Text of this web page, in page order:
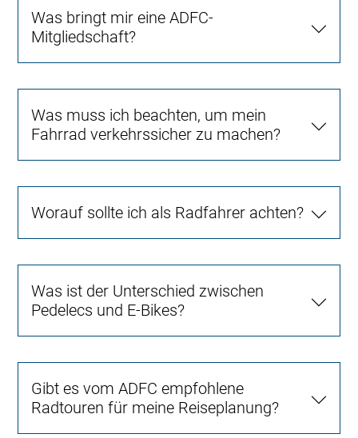
Was bringt mir eine ADFC-
Mitgliedschaft?
Was muss ich beachten, um mein
Fahrrad verkehrssicher zu machen?
Worauf sollte ich als Radfahrer achten?
Was ist der Unterschied zwischen
Pedelecs und E-Bikes?
Gibt es vom ADFC empfohlene
Radtouren für meine Reiseplanung?